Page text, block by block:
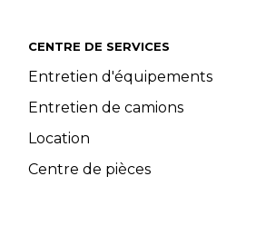
CENTRE DE SERVICES
Entretien d'équipements
Entretien de camions
Location
Centre de pièces